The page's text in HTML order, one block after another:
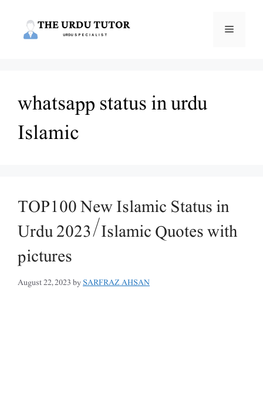
Menu
whatsapp status in urdu
Islamic
TOP100 New Islamic Status in
Urdu 2023/Islamic Quotes with
pictures
August 22, 2023bySARFRAZ AHSAN